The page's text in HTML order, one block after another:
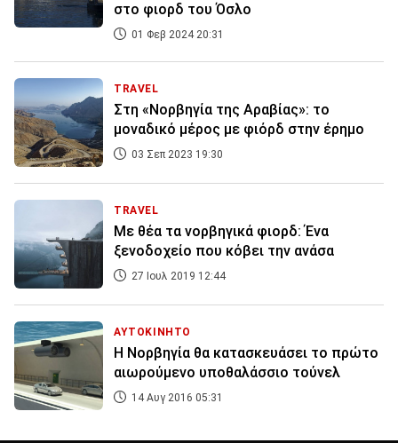
στο φιορδ του Όσλο
01 Φεβ 2024 20:31
TRAVEL
Στη «Νορβηγία της Αραβίας»: το
μοναδικό μέρος με φιόρδ στην έρημο
03 Σεπ 2023 19:30
TRAVEL
Με θέα τα νορβηγικά φιορδ: Ένα
ξενοδοχείο που κόβει την ανάσα
27 Ιουλ 2019 12:44
ΑΥΤΟΚΙΝΗΤΟ
Η Νορβηγία θα κατασκευάσει το πρώτο
αιωρούμενο υποθαλάσσιο τούνελ
14 Αυγ 2016 05:31